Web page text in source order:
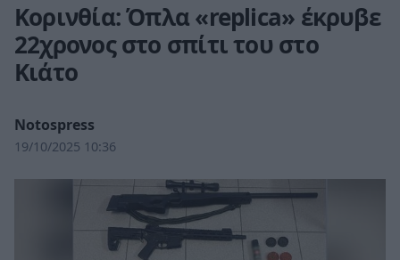
Κορινθία: Όπλα «replica» έκρυβε
22χρονος στο σπίτι του στο
Κιάτο
Notospress
19/10/2025 10:36